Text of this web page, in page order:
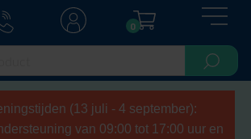
0
(13 juli - 4 september):
van 09:00 tot 17:00 uur en